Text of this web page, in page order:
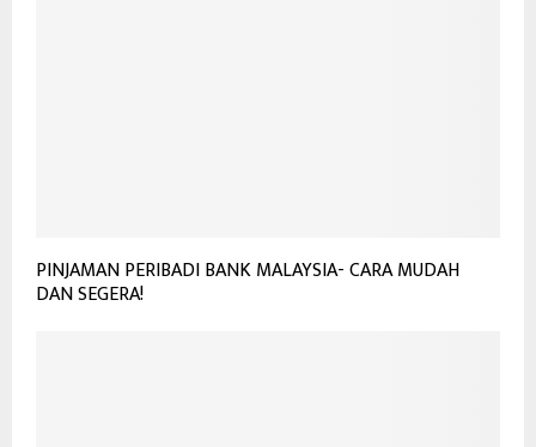
PINJAMAN PERIBADI BANK MALAYSIA- CARA MUDAH
DAN SEGERA!